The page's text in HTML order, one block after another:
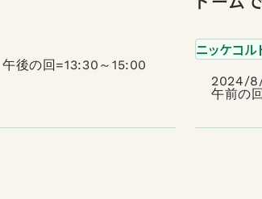
後の回=13:30～15:00
ニッケコル
2024/
午前の